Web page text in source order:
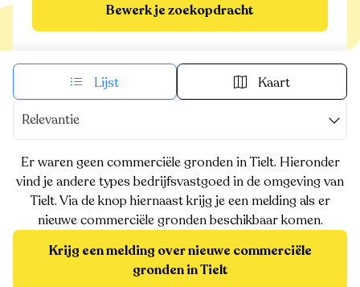
Bewerk je zoekopdracht
Lijst Kaart
Relevantie
Er waren geen commerciële gronden in Tielt. Hieronder
vind je andere types bedrijfsvastgoed in de omgeving van
Tielt. Via de knop hiernaast krijg je een melding als er
nieuwe commerciële gronden beschikbaar komen.
Krijg een melding over nieuwe commerciële
gronden in Tielt